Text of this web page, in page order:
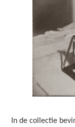
In de collectie